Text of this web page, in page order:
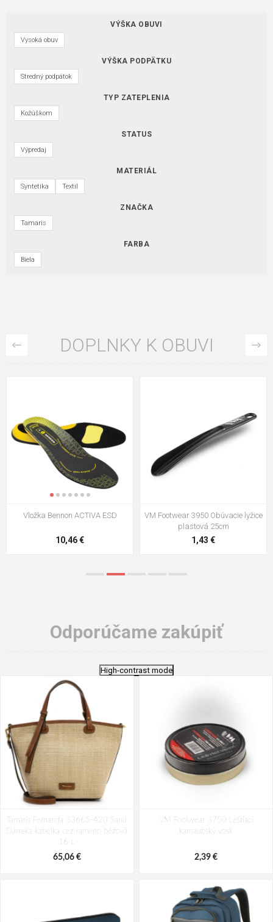
VÝŠKA OBUVI
Vysoká obuv
VÝŠKA PODPÄTKU
Stredný podpätok
TYP ZATEPLENIA
Kožúškom
STATUS
Výpredaj
MATERIÁL
Syntetika Textil
ZNAČKA
Tamaris
FARBA
Biela
DOPLNKY K OBUVI
Vložka Bennon ACTIVA ESD
10,46 €
VM Footwear 3950 Obúvacie lyžice
plastová 25cm
1,43 €
Odporúčame zakúpiť
High-contrast mode
Tamaris Fernanda 33665-420 Sand
Dámska kabelka cez rameno béžová
16 L
65,06 €
VM Footwear 3750 Leštiaci
karnaubský vosk
2,39 €